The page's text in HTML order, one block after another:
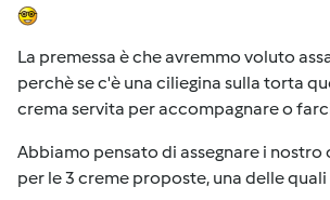
La premessa è che avremmo voluto
perchè se c'è una ciliegina sulla torta
crema servita per accompagnare o
Abbiamo pensato di assegnare i nostro
per le 3 creme proposte, una delle